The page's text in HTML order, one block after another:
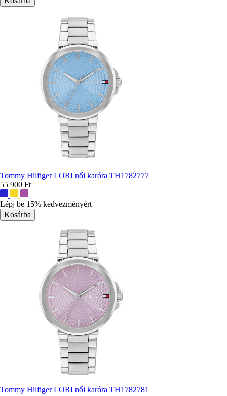
Tommy Hilfiger LORI női karóra TH1782777
55 900 Ft
színek:
Lépj be 15% kedvezményért
Tommy Hilfiger LORI női karóra TH1782781